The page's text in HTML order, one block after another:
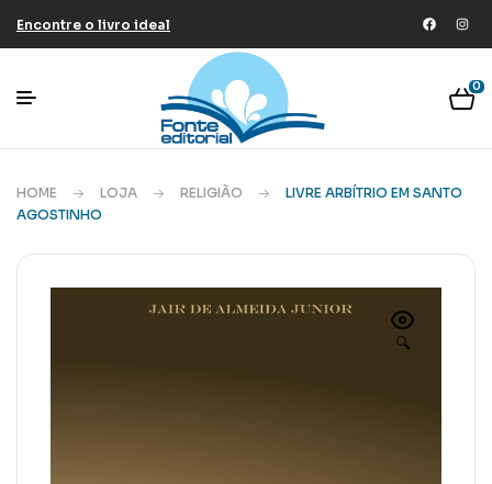
Encontre o livro ideal
0
HOME LOJA RELIGIÃO
LIVRE ARBÍTRIO EM SANTO
AGOSTINHO
🔍